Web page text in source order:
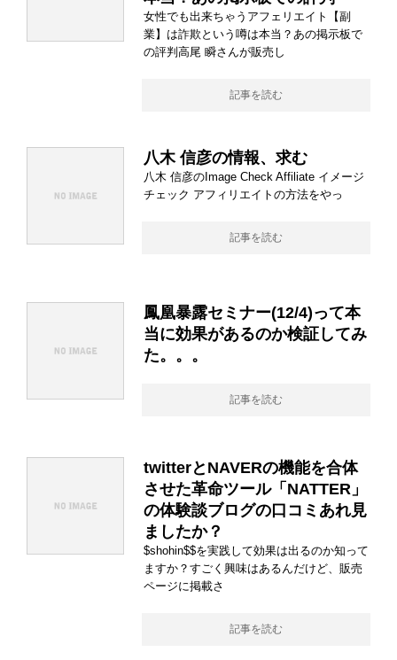
女性でも出来ちゃうアフェリエイト【副
業】は詐欺という噂は本当？あの掲示板で
の評判高尾 瞬さんが販売し
記事を読む
八木 信彦の情報、求む
八木 信彦のImage Check Affiliate イメージ
チェック アフィリエイトの方法をやっ
記事を読む
鳳凰暴露セミナー(12/4)って本
当に効果があるのか検証してみ
た。。。
記事を読む
twitterとNAVERの機能を合体
させた革命ツール「NATTER」
の体験談ブログの口コミあれ見
ましたか？
$shohin$$を実践して効果は出るのか知って
ますか？すごく興味はあるんだけど、販売
ページに掲載さ
記事を読む